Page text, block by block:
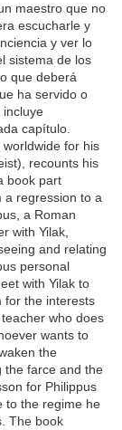
maestro que no
escucharle y
y ver lo
sistema de los
que deberá
ha servido o
incluye
capítulo.
worldwide for his
recounts his
book part
regression to a
a Roman
with Yilak,
and relating
personal
with Yilak to
for the interests
who does
wants to
the
the farce and the
for Philippus
to the regime he
The book